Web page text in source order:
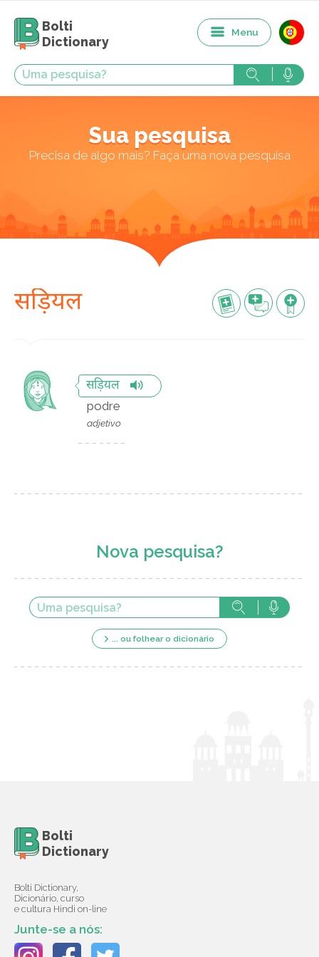
Bolti
Dictionary
Menu
Sua pesquisa
Precisa de algo mais? Faça uma nova pesquisa
सड़ियल
सड़ियल
podre
adjetivo
Nova pesquisa?
... ou folhear o dicionário
Bolti
Dictionary
Bolti Dictionary,
Dicionário, curso
e cultura Hindi on-line
Junte-se a nós: